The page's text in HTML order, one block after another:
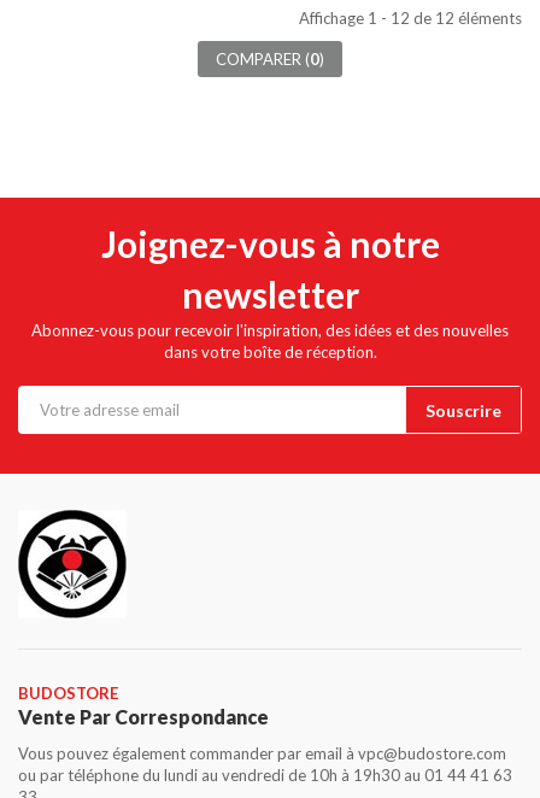
Affichage 1 - 12 de 12 éléments
COMPARER (0)
Joignez-vous à notre
newsletter
Abonnez-vous pour recevoir l'inspiration, des idées et des nouvelles
dans votre boîte de réception.
BUDOSTORE
Vente Par Correspondance
Vous pouvez également commander par email à vpc@budostore.com
ou par téléphone du lundi au vendredi de 10h à 19h30 au 01 44 41 63